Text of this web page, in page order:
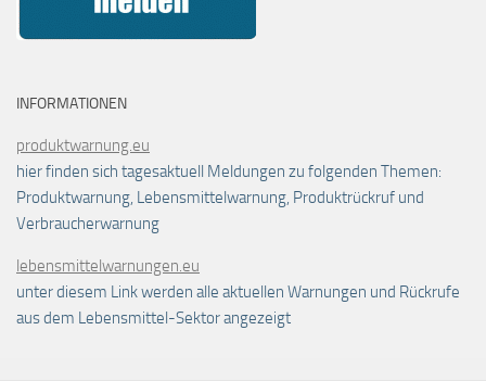
INFORMATIONEN
produktwarnung.eu
hier finden sich tagesaktuell Meldungen zu folgenden Themen:
Produktwarnung, Lebensmittelwarnung, Produktrückruf und
Verbraucherwarnung
lebensmittelwarnungen.eu
unter diesem Link werden alle aktuellen Warnungen und Rückrufe
aus dem Lebensmittel-Sektor angezeigt